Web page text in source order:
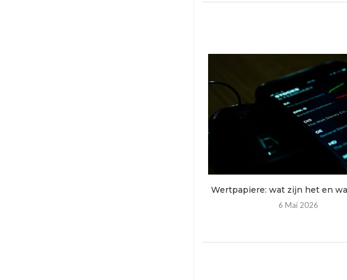
Wertpapiere: wat zijn het en
6 Mai 2026